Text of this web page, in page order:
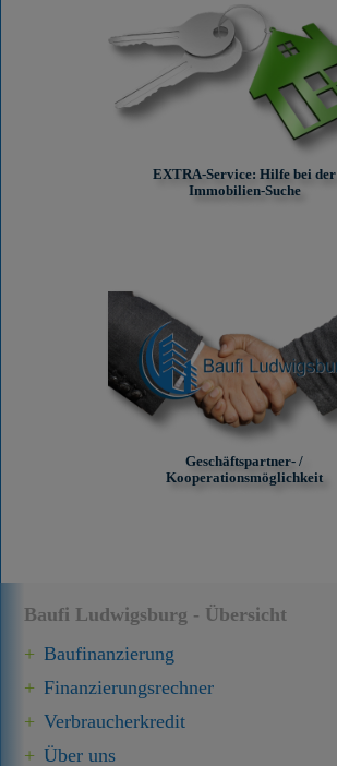
Baufi Ludwigsburg - Übersicht
Baufinanzierung
Finanzierungsrechner
Verbraucherkredit
Über uns
EXTRA-Service: Hilfe bei der
Immobilien-Suche
Geschäftspartner- /
Kooperationsmöglichkeit